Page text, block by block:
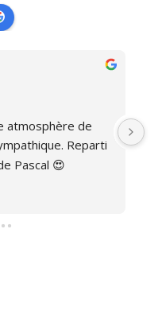
atmosphère de
Reparti
Pascal 😍